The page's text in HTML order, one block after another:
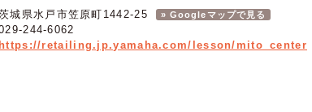
城県水戸市笠原町1442-25 » Googleマップで見る
244-6062
https://retailing.jp.yamaha.com/lesson/mito_center